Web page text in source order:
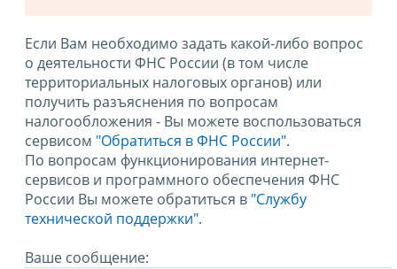
Если Вам необходимо задать какой-либо вопрос
о деятельности ФНС России (в том числе
территориальных налоговых органов) или
получить разъяснения по вопросам
налогообложения - Вы можете воспользоваться
сервисом "Обратиться в ФНС России".
По вопросам функционирования интернет-
сервисов и программного обеспечения ФНС
России Вы можете обратиться в "Службу
технической поддержки".
Ваше сообщение: